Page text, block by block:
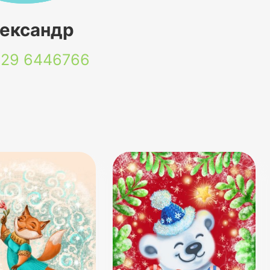
6446766